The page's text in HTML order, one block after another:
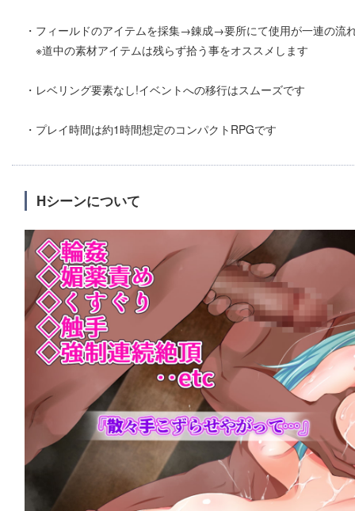
・フィールドのアイテムを採集→錬成→要所にて使用が一連の流
※道中の素材アイテムは残らず拾う事をオススメします
・レベリング要素なし!イベントへの移行はスムーズです
・プレイ時間は約1時間想定のコンパクトRPGです
Hシーンについて